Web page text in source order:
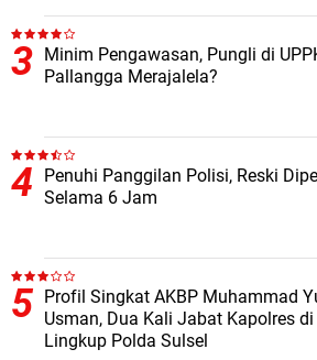
Minim Pengawasan, Pungli di
Pallangga Merajalela?
Penuhi Panggilan Polisi, Reski
Selama 6 Jam
Profil Singkat AKBP Muhammad
Usman, Dua Kali Jabat Kapolres di
Lingkup Polda Sulsel